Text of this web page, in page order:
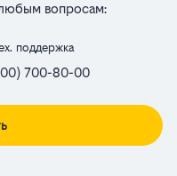
вопросам:
поддержка
700-80-00